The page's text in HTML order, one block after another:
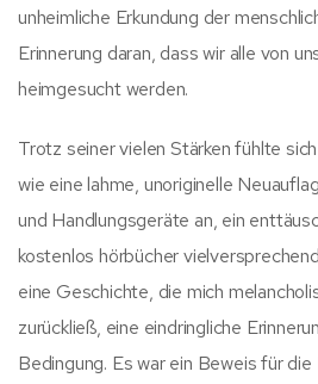
unheimliche Erkundung der
Erinnerung daran, dass wir alle von
heimgesucht werden.
Trotz seiner vielen Stärken fühlte
wie eine lahme, unoriginelle
und Handlungsgeräte an, ein
kostenlos hörbücher
eine Geschichte, die mich
zurückließ, eine eindringliche
Bedingung. Es war ein Beweis für